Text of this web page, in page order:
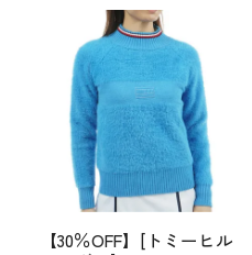
【30％OFF】[トミーヒル